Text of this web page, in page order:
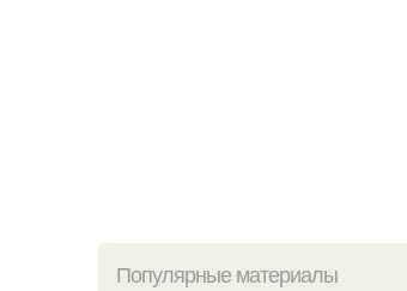
Популярные материалы